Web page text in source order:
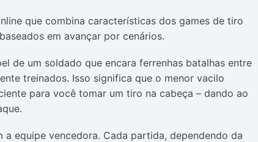
que combina características dos games de tiro
em avançar por cenários.
de um soldado que encara ferrenhas batalhas entre
treinados. Isso significa que o menor vacilo
para você tomar um tiro na cabeça – dando ao
a equipe vencedora. Cada partida, dependendo da